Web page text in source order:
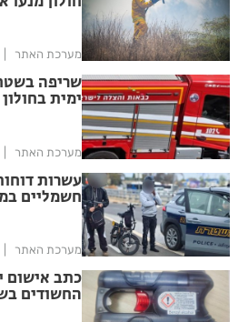
מערכת האתר
שריפה
ימית בחולון
מערכת האתר
עשרות
חשמליים
מערכת האתר
כתב אישום
החשודים